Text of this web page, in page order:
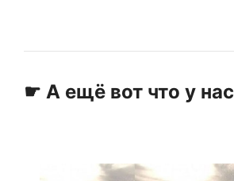
☛ А ещё вот что у